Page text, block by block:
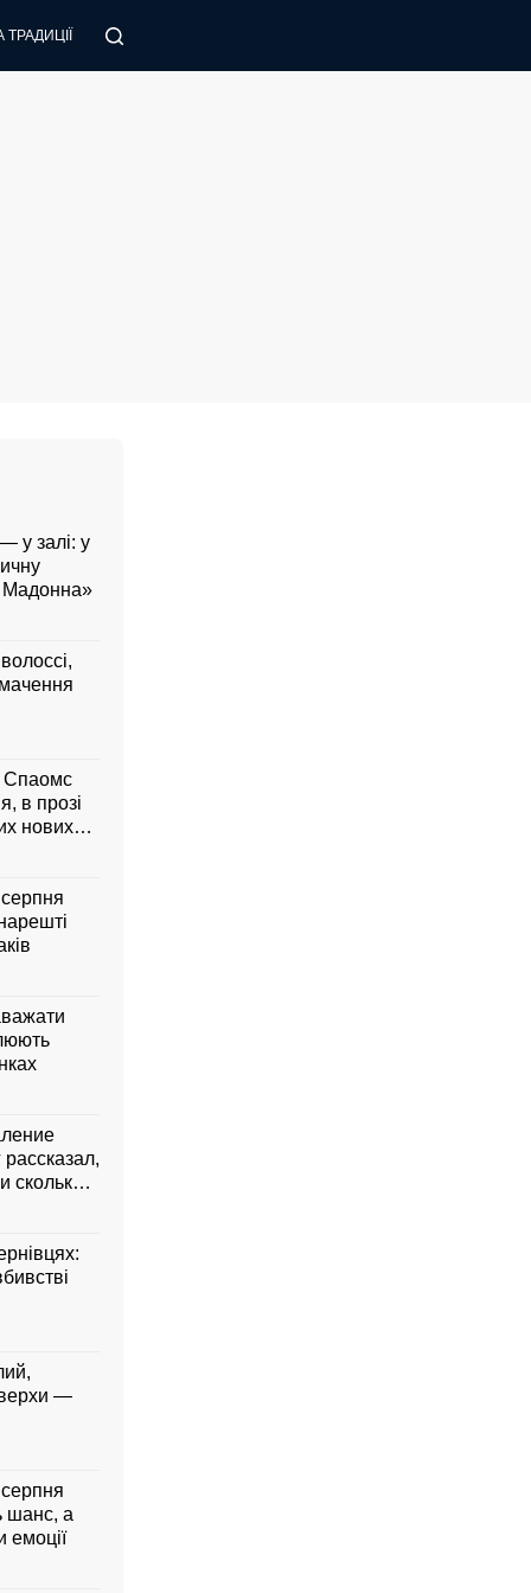
ПОРАДИ
у залі: у
Мадонна»
Спаомс
в прозі
нових
сколько
верхи —
шанс, а
емоції